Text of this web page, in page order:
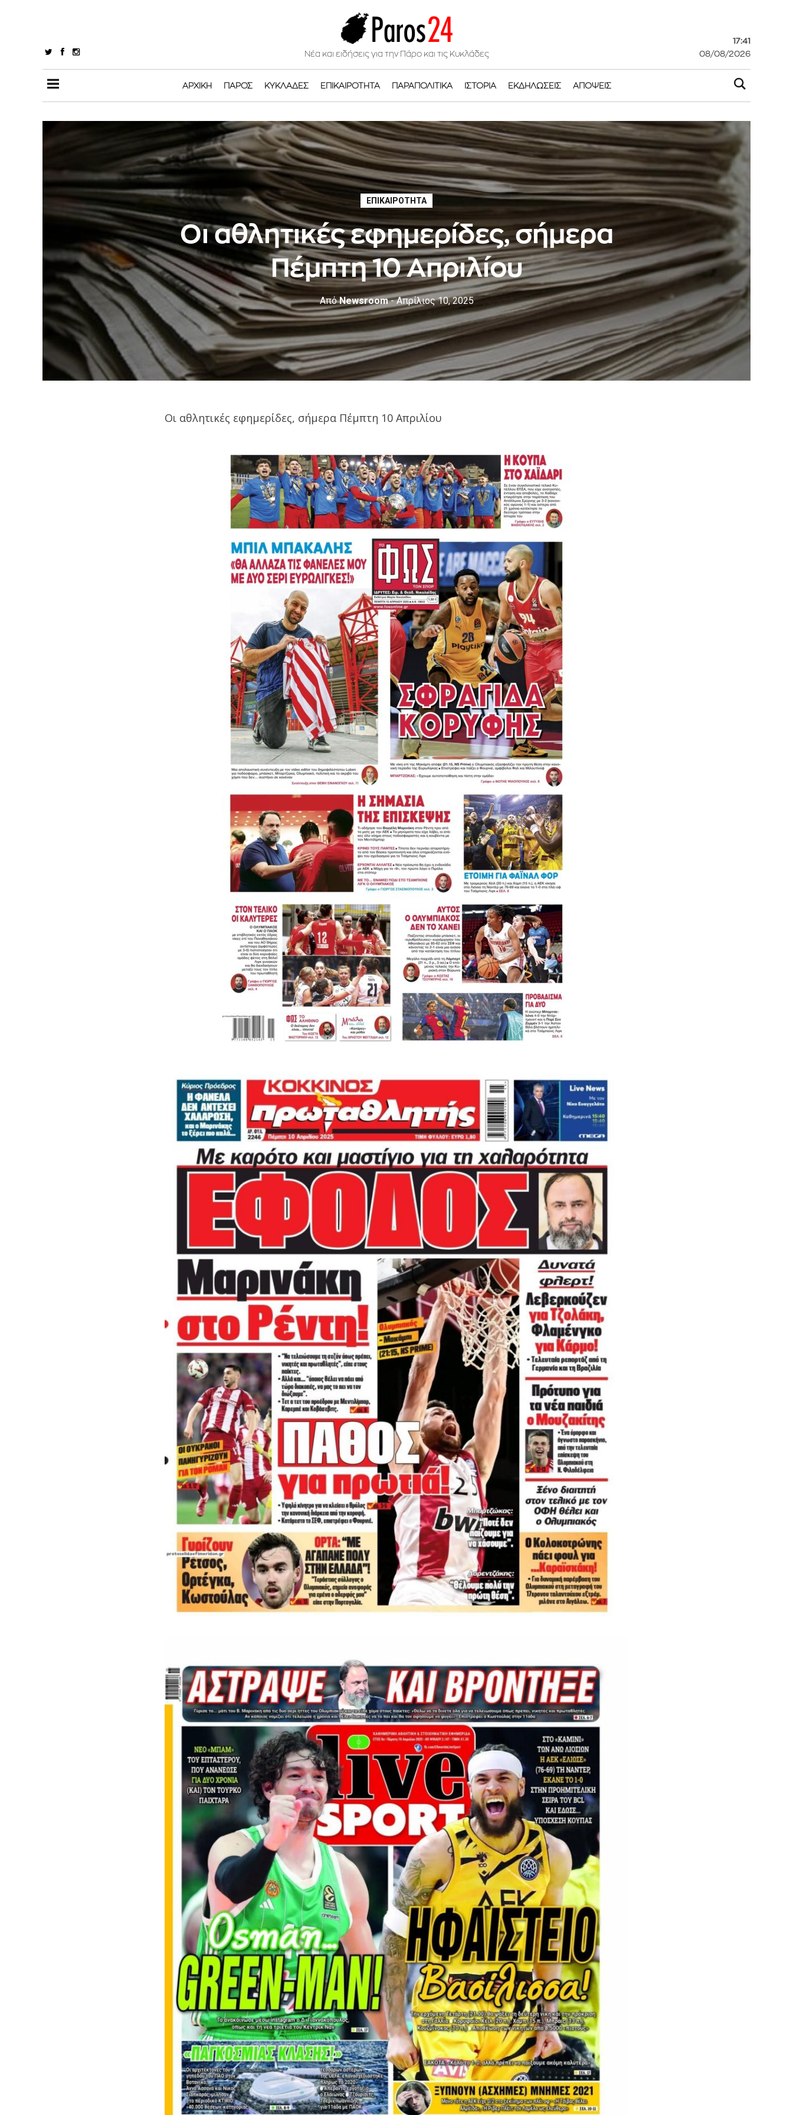
Νέα και ειδήσεις για την Πάρο και τις Κυκλάδες
17:41
08/08/2026
ΑΡΧΙΚΉ ΠΆΡΟΣ ΚΥΚΛΆΔΕΣ ΕΠΙΚΑΙΡΌΤΗΤΑ ΠΑΡΑΠΟΛΙΤΙΚΆ ΙΣΤΟΡΊΑ ΕΚΔΗΛΏΣΕΙΣ ΑΠΌΨΕΙΣ
ΕΠΙΚΑΙΡΌΤΗΤΑ
Οι αθλητικές εφημερίδες, σήμερα
Πέμπτη 10 Απριλίου
ΑπόNewsroom - Απρίλιος 10, 2025
Οι αθλητικές εφημερίδες, σήμερα Πέμπτη 10 Απριλίου